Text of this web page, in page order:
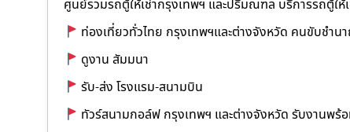
ศูนย์รวมรถตู้ให้เช่ากรุงเทพฯ และปริมณฑล บริการรถตู้ให้
ท่องเที่ยวทั่วไทย กรุงเทพฯและต่างจังหวัด คนขับชำน
ดูงาน สัมมนา
รับ-ส่ง โรงแรม-สนามบิน
ทัวร์สนามกอล์ฟ กรุงเทพฯ และต่างจังหวัด รับงานพร้